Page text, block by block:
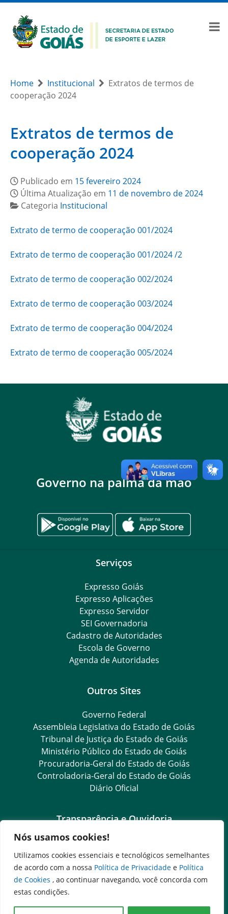
Nós usamos cookies!
Utilizamos cookies essenciais e tecnológicos semelhantes
de acordo com a nossa Política de Privacidade e Política
de Cookies , ao continuar navegando, você concorda com
estas condições.
Home Institucional
Extratos de termos de
cooperação 2024
Extratos de termos de
cooperação 2024
Publicado em 15 fevereiro 2024
Última Atualização em 11 de novembro de 2024
Categoria Institucional
Extrato de termo de cooperação 001/2024
Extrato de termo de cooperação 001/2024 /2
Extrato de termo de cooperação 002/2024
Extrato de termo de cooperação 003/2024
Extrato de termo de cooperação 004/2024
Extrato de termo de cooperação 005/2024
Governo na palma da mão
Serviços
Expresso Goiás
Expresso Aplicações
Expresso Servidor
SEI Governadoria
Cadastro de Autoridades
Escola de Governo
Agenda de Autoridades
Outros Sites
Governo Federal
Assembleia Legislativa do Estado de Goiás
Tribunal de Justiça do Estado de Goiás
Ministério Público do Estado de Goiás
Procuradoria-Geral do Estado de Goiás
Controladoria-Geral do Estado de Goiás
Diário Oficial
Transparência e Ouvidoria
LGPD
Goiás Transparência
Dados Abertos Goiás
SIC – Serviço de Informação ao Cidadão
e-SIC – Serviço Eletrônico de Informação ao Cidadão
Ouvidoria Setorial (Expresso)